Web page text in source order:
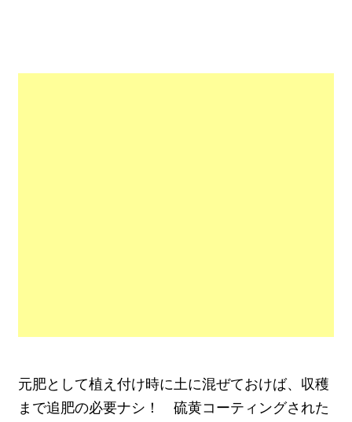
元肥として植え付け時に土に混ぜておけば、収穫
まで追肥の必要ナシ！ 硫黄コーティングされた